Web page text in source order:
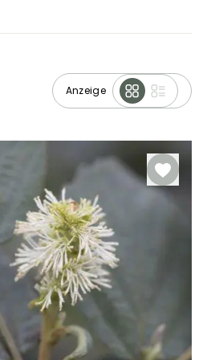
Anzeige